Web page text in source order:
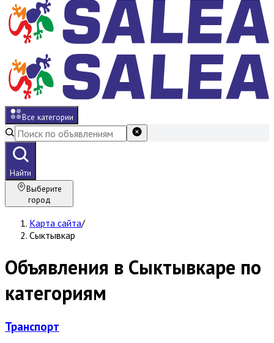
Все категории
Найти
Выберите
город
Карта сайта/
Сыктывкар
Объявления в Сыктывкаре по
категориям
Транспорт